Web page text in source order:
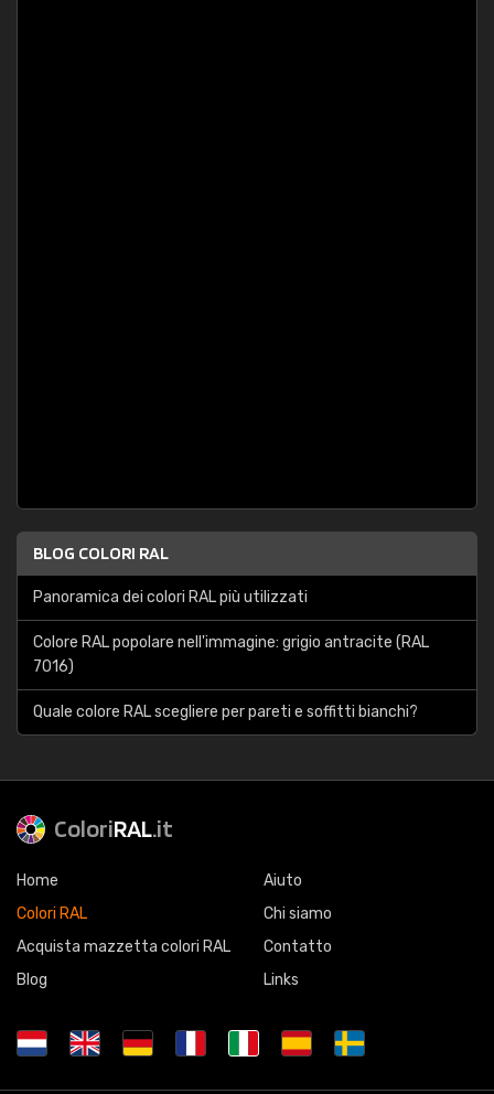
BLOG COLORI RAL
Panoramica dei colori RAL più utilizzati
Colore RAL popolare nell'immagine: grigio antracite (RAL
7016)
Quale colore RAL scegliere per pareti e soffitti bianchi?
ColoriRAL.it
Home
Colori RAL
Acquista mazzetta colori RAL
Blog
Aiuto
Chi siamo
Contatto
Links